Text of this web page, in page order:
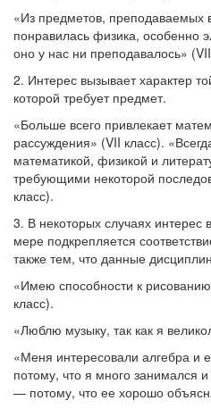
«Из предметов, преподаваемых
понравилась физика, особенно
оно у нас ни преподавалось»
2. Интерес вызывает характер
которой требует предмет.
«Больше всего привлекает
рассуждения» (VII класс).
математикой, физикой и
требующими некоторой
класс).
3. В некоторых случаях интерес
мере подкрепляется
также тем, что данные
«Имею способности к
класс).
«Люблю музыку, так как я
«Меня интересовали алгебра и
потому, что я много занимался
— потому, что ее хорошо